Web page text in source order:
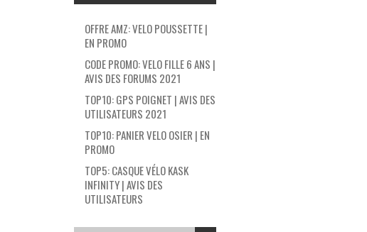
OFFRE AMZ: VELO POUSSETTE |
EN PROMO
CODE PROMO: VELO FILLE 6 ANS |
AVIS DES FORUMS 2021
TOP10: GPS POIGNET | AVIS DES
UTILISATEURS 2021
TOP10: PANIER VELO OSIER | EN
PROMO
TOP5: CASQUE VÉLO KASK
INFINITY | AVIS DES
UTILISATEURS